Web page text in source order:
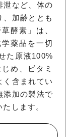
泄など、体の
、加齢ととも
酵素」は、
薬品を一切
た原液100%
め、ビタミ
く含まれてい
添加の製法で
します。